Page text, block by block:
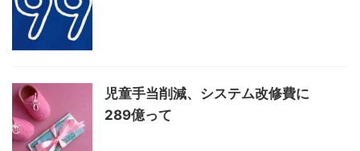
児童手当削減、システム改修費に
289億って